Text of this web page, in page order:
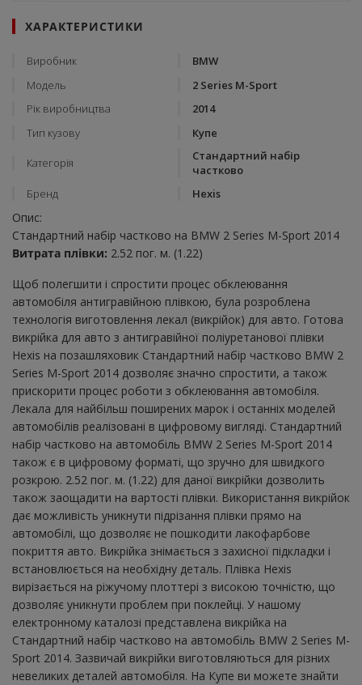
ХАРАКТЕРИСТИКИ
Виробник
BMW
Модель
2 Series M-Sport
Рік виробництва
2014
Тип кузову
Купе
Категорія
Стандартний набір
частково
Бренд
Hexis
Опис:
Стандартний набір частково на BMW 2 Series M-Sport 2014
Витрата плівки: 2.52 пог. м. (1.22)
Щоб полегшити і спростити процес обклеювання
автомобіля антигравійною плівкою, була розроблена
технологія виготовлення лекал (викрійок) для авто. Готова
викрійка для авто з антигравійної поліуретанової плівки
Hexis на позашляховик Стандартний набір частково BMW 2
Series M-Sport 2014 дозволяє значно спростити, а також
прискорити процес роботи з обклеювання автомобіля.
Лекала для найбільш поширених марок і останніх моделей
автомобілів реалізовані в цифровому вигляді. Стандартний
набір частково на автомобіль BMW 2 Series M-Sport 2014
також є в цифровому форматі, що зручно для швидкого
розкрою. 2.52 пог. м. (1.22) для даної викрійки дозволить
також заощадити на вартості плівки. Використання викрійок
дає можливість уникнути підрізання плівки прямо на
автомобілі, що дозволяє не пошкодити лакофарбове
покриття авто. Викрійка знімається з захисної підкладки і
встановлюється на необхідну деталь. Плівка Hexis
вирізається на ріжучому плоттері з високою точністю, що
дозволяє уникнути проблем при поклейці. У нашому
електронному каталозі представлена ​​викрійка на
Стандартний набір частково на автомобіль BMW 2 Series M-
Sport 2014. Зазвичай викрійки виготовляються для різних
невеликих деталей автомобіля. На Купе ви можете знайти